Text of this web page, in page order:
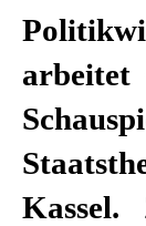
arbeitet